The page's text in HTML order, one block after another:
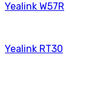
Yealink W57R
Yealink RT30